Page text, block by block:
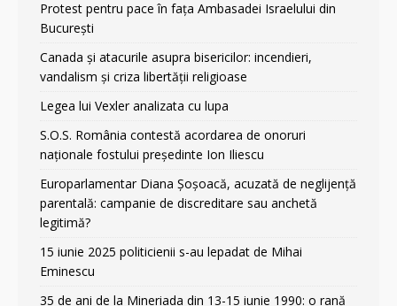
Protest pentru pace în fața Ambasadei Israelului din
București
Canada și atacurile asupra bisericilor: incendieri,
vandalism și criza libertății religioase
Legea lui Vexler analizata cu lupa
S.O.S. România contestă acordarea de onoruri
naționale fostului președinte Ion Iliescu
Europarlamentar Diana Șoșoacă, acuzată de neglijență
parentală: campanie de discreditare sau anchetă
legitimă?
15 iunie 2025 politicienii s-au lepadat de Mihai
Eminescu
35 de ani de la Mineriada din 13-15 iunie 1990: o rană